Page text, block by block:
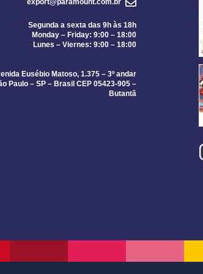
Segunda a sexta das 9h às 18h
Monday – Friday: 9:00 – 18:00
Lunes – Viernes: 9:00 – 18:00
Eusébio Matoso, 1.375 – 3º andar
Paulo – SP – Brasil CEP 05423-905 –
Butantã